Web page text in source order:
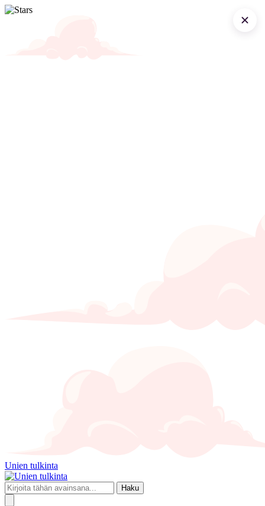
Unien tulkinta
Haku